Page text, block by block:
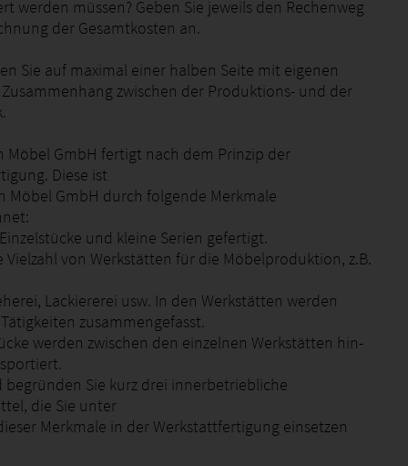
werden müssen? Geben Sie jeweils den Rechenweg
der Gesamtkosten an.
Sie auf maximal einer halben Seite mit eigenen
zwischen der Produktions- und der
Möbel GmbH fertigt nach dem Prinzip der
Diese ist
Möbel GmbH durch folgende Merkmale
und kleine Serien gefertigt.
Vielzahl von Werkstätten für die Möbelproduktion, z.B.
Lackiererei usw. In den Werkstätten werden
zusammengefasst.
werden zwischen den einzelnen Werkstätten hin-
begründen Sie kurz drei innerbetriebliche
die Sie unter
Merkmale in der Werkstattfertigung einsetzen